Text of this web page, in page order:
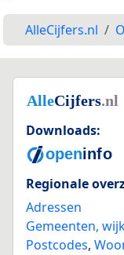
AlleCijfers.nl
Downloads:
Regionale
Adressen
Gemeenten,
Postcodes,